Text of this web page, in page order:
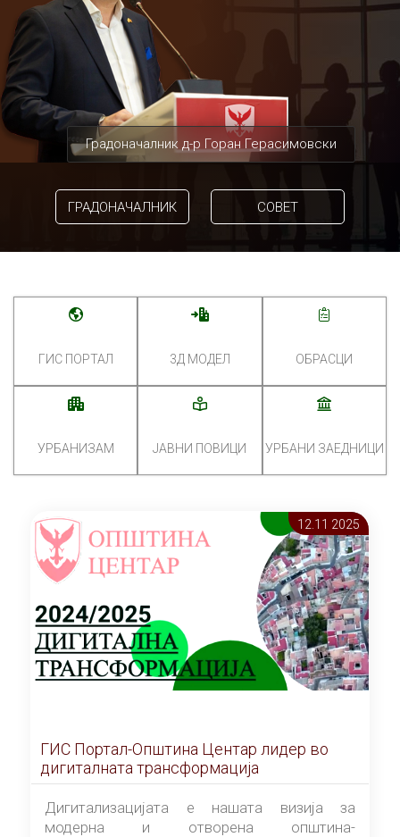
Градоначалник д-р Горан Герасимовски
ГРАДОНАЧАЛНИК СОВЕТ
ГИС ПОРТАЛ 3Д МОДЕЛ ОБРАСЦИ
УРБАНИЗАМ ЈАВНИ ПОВИЦИ УРБАНИ ЗАЕДНИЦИ
12.11 2025
ГИС Портал-Општина Центар лидер во
дигиталната трансформација
Дигитализацијата е нашата визија за
модерна и отворена општина-